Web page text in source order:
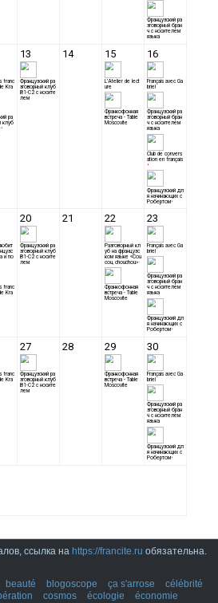
ссылка на https://francite.ru обязательна.
beauté blogoscope ça s'arrose
célébrité
cosmos écologie
économie